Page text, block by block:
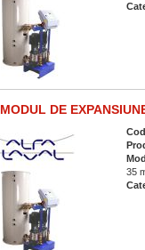
MODUL DE
35